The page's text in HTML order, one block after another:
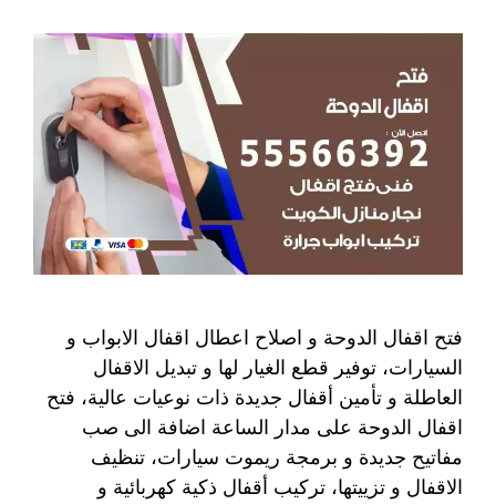
فتح اقفال الدوحة و اصلاح اعطال اقفال الابواب و
السيارات، توفير قطع الغيار لها و تبديل الاقفال
العاطلة و تأمين أقفال جديدة ذات نوعيات عالية، فتح
اقفال الدوحة على مدار الساعة اضافة الى صب
مفاتيح جديدة و برمجة ريموت سيارات، تنظيف
الاقفال و تزييتها، تركيب أقفال ذكية كهربائية و